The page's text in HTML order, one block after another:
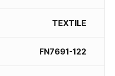
TEXTILE
FN7691-122